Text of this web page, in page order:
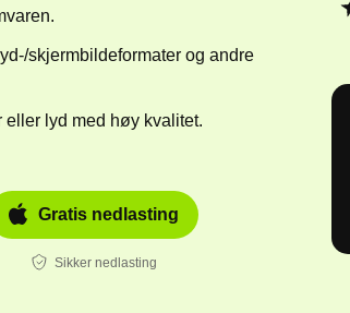
skjermbildeformater og andre
lyd med høy kvalitet.
Gratis nedlasting
Sikker nedlasting